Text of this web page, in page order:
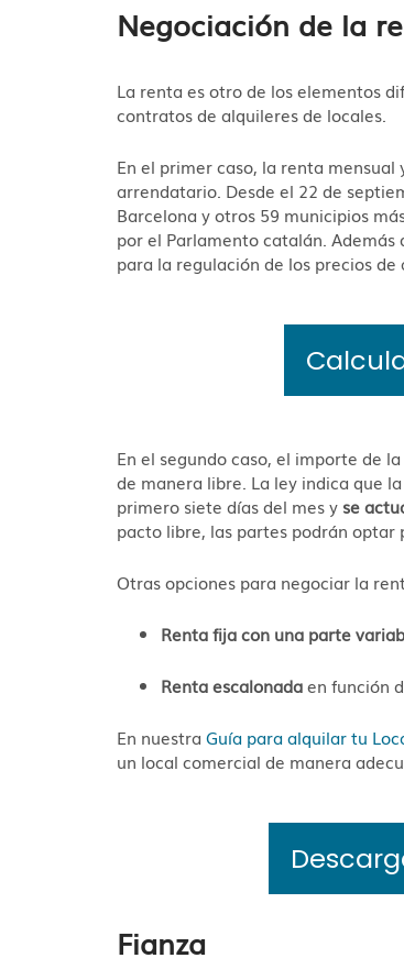
Negociación de la
La renta es otro de los elementos
contratos de alquileres de locales.
En el primer caso, la renta
arrendatario. Desde el 22 de
Barcelona y otros 59 municipios
por el Parlamento catalán. Además
para la regulación de los precios
En el segundo caso, el importe de
de manera libre. La ley indica que
primero siete días del mes y se
pacto libre, las partes podrán optar
Otras opciones para negociar la
Renta fija con una parte
Renta escalonadaen función
En nuestraGuía para alquilar tu
un local comercial de manera
Fianza